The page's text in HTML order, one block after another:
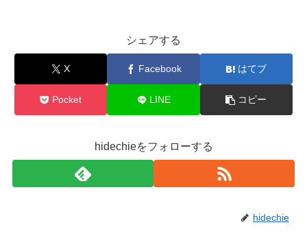
シェアする
X Facebook はてブ
Pocket LINE コピー
hidechieをフォローする
hidechie